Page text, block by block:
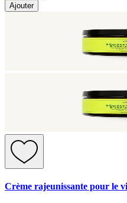
Ajouter
Crème rajeunissante pour le